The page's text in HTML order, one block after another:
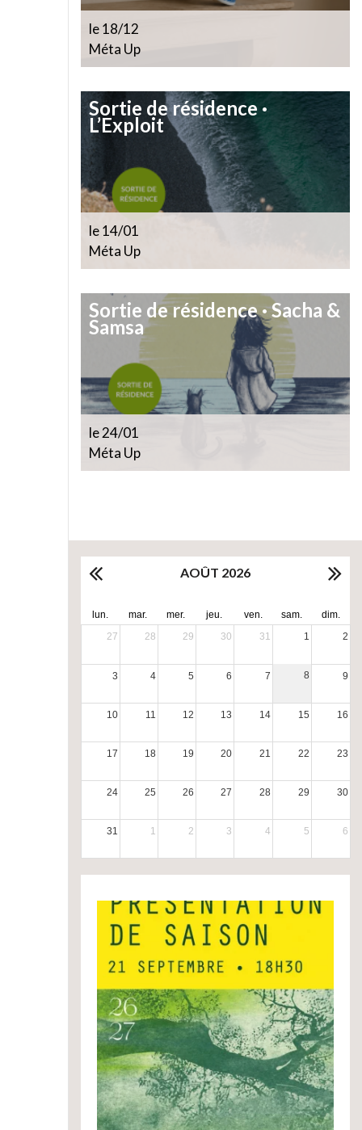
le 18/12
Méta Up
Sortie de résidence ·
L’Exploit
le 14/01
Méta Up
Sortie de résidence · Sacha &
Samsa
le 24/01
Méta Up
AOÛT 2026
lun. mar. mer. jeu. ven. sam.
dim.
27
28 29 30 31 1 2
3 4 5 6 7 8 9
10 11 12 13 14 15 16
17 18 19 20 21 22 23
24 25 26 27 28 29 30
31 1 2 3 4 5 6